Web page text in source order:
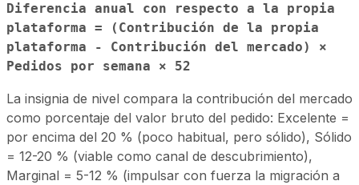
Diferencia anual con respecto a la propia
plataforma = (Contribución de la propia
plataforma - Contribución del mercado) ×
Pedidos por semana × 52
La insignia de nivel compara la contribución del mercado
como porcentaje del valor bruto del pedido: Excelente =
por encima del 20 % (poco habitual, pero sólido), Sólido
= 12-20 % (viable como canal de descubrimiento),
Marginal = 5-12 % (impulsar con fuerza la migración a